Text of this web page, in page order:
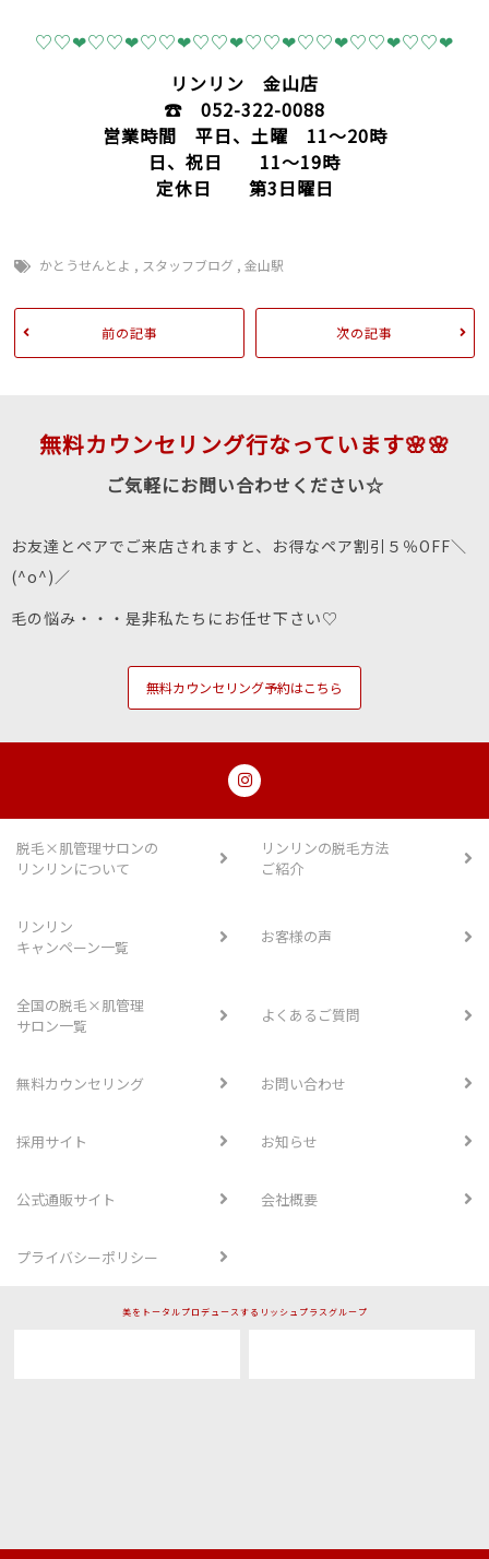
♡♡❤♡♡❤♡♡❤♡♡❤♡♡❤♡♡❤♡♡❤♡♡❤
リンリン 金山店
☎ 052-322-0088
営業時間 平日、土曜 11～20時
日、祝日 11～19時
定休日 第3日曜日
かとうせんとよ , スタッフブログ ,金山駅
前の記事 次の記事
無料カウンセリング行なっています🌸🌸
ご気軽にお問い合わせください☆
お友達とペアでご来店されますと、お得なペア割引５％OFF＼
(^o^)／
毛の悩み・・・是非私たちにお任せ下さい♡
無料カウンセリング予約はこちら
脱毛×肌管理サロンの
リンリンについて
リンリンの脱毛方法
ご紹介
リンリン
キャンペーン一覧
お客様の声
全国の脱毛×肌管理
サロン一覧
よくあるご質問
無料カウンセリング お問い合わせ
採用サイト お知らせ
公式通販サイト 会社概要
プライバシーポリシー
美をトータルプロデュースするリッシュプラスグループ